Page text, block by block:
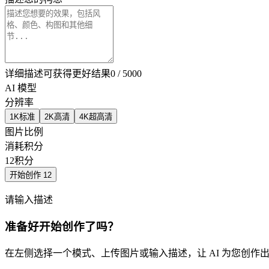
详细描述可获得更好结果0 / 5000
AI 模型
分辨率
1K标准 2K高清 4K超高清
图片比例
消耗积分
12积分
开始创作 12
请输入描述
准备好开始创作了吗？
在左侧选择一个模式、上传图片或输入描述，让 AI 为您创作